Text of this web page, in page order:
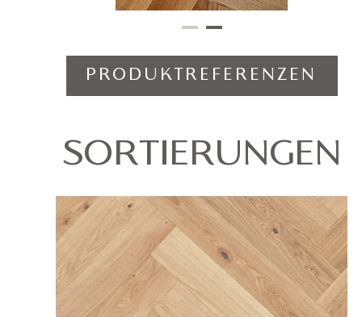
PRODUKTREFERENZEN
SORTIERUNGEN